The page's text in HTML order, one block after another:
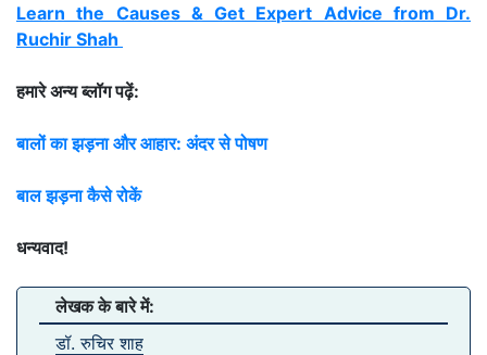
Learn the Causes & Get Expert Advice from Dr.
Ruchir Shah
हमारे अन्य ब्लॉग पढ़ें:
बालों का झड़ना और आहार: अंदर से पोषण
बाल झड़ना कैसे रोकें
धन्यवाद!
लेखक के बारे में:
डॉ. रुचिर शाह